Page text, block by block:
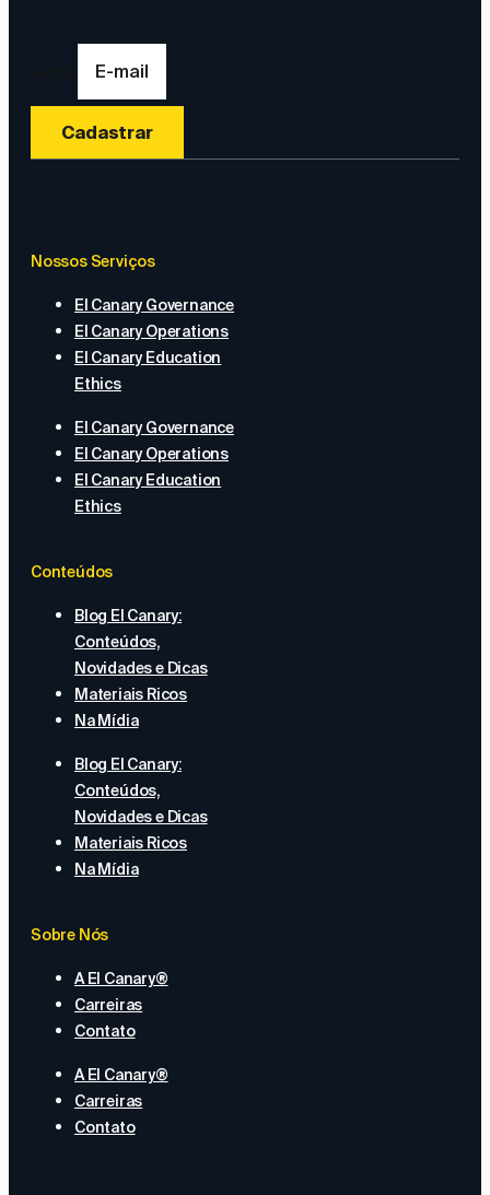
Cadastrar
Nossos Serviços
El Canary Governance
El Canary Operations
El Canary Education
Ethics
El Canary Governance
El Canary Operations
El Canary Education
Ethics
Conteúdos
Blog El Canary:
Conteúdos,
Novidades e Dicas
Materiais Ricos
Na Mídia
Blog El Canary:
Conteúdos,
Novidades e Dicas
Materiais Ricos
Na Mídia
Sobre Nós
A El Canary®
Carreiras
Contato
A El Canary®
Carreiras
Contato